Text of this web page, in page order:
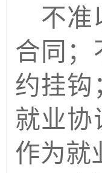
不准
合同；
约挂钩
就业协
作为就